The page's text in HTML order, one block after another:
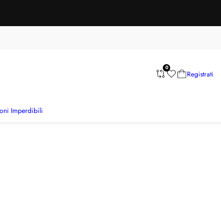
0
Registrati
Imperdibili